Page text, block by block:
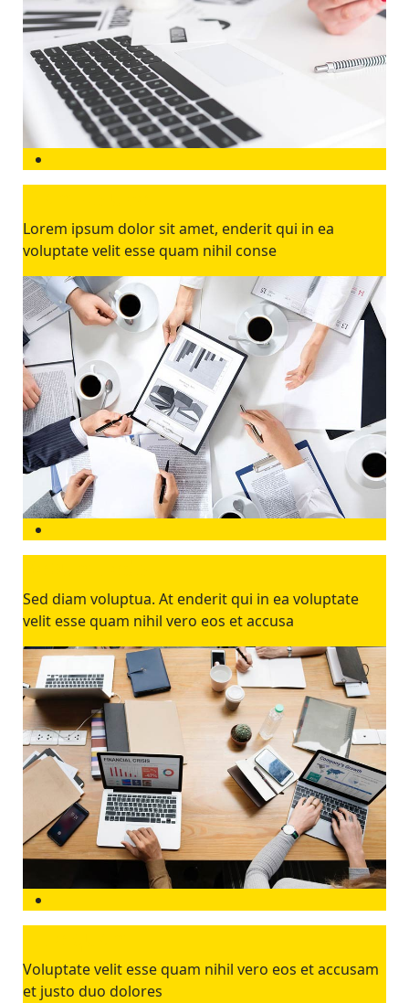
Lorem ipsum dolor sit amet, enderit qui in ea
voluptate velit esse quam nihil conse
Sed diam voluptua. At enderit qui in ea voluptate
velit esse quam nihil vero eos et accusa
Voluptate velit esse quam nihil vero eos et accusam
et justo duo dolores